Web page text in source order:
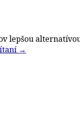
lepšou
→